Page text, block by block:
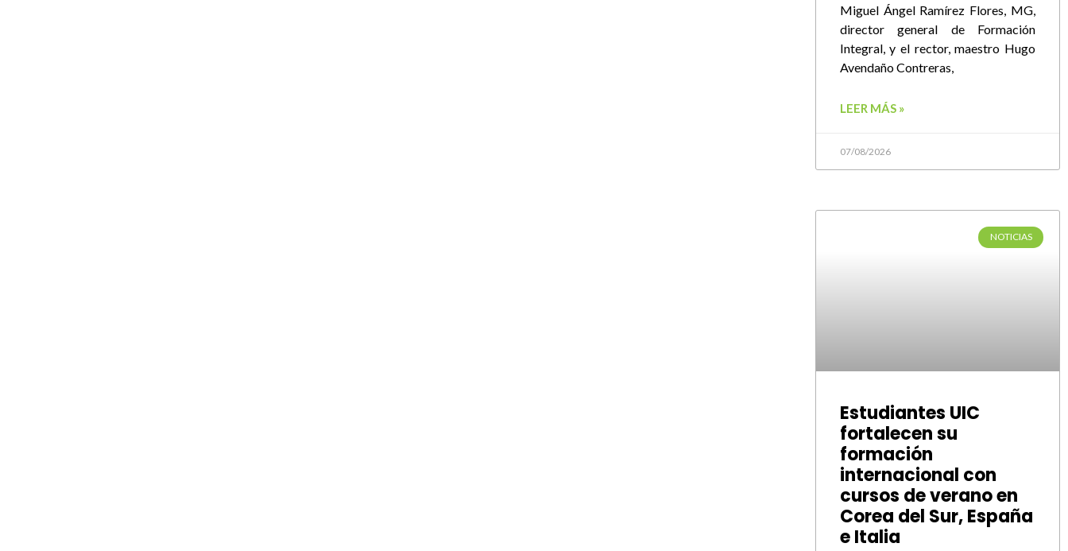
Miguel Ángel Ramírez Flores, MG,
director general de Formación
Integral, y el rector, maestro Hugo
Avendaño Contreras,
LEER MÁS »
07/08/2026
NOTICIAS
Estudiantes UIC
fortalecen su
formación
internacional con
cursos de verano en
Corea del Sur, España
e Italia